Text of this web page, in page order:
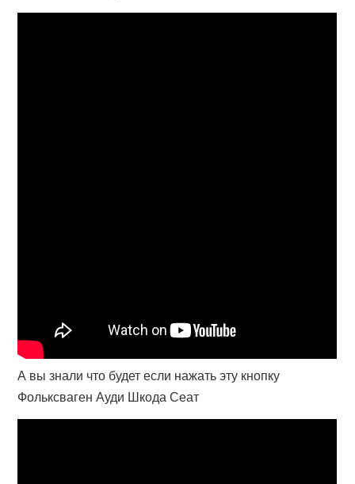
А вы знали что будет если нажать эту кнопку
Фольксваген Ауди Шкода Сеат